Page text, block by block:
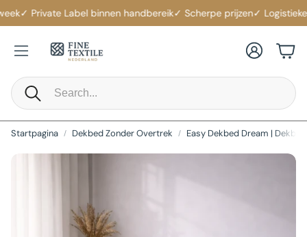
✓ Private Label binnen handbereik✓ Scherpe prijzen✓ Logistieke
Zoeken
Account
Startpagina Dekbed Zonder Overtrek Easy Dekbed Dream |